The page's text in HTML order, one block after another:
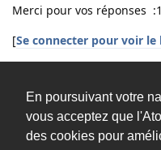
En poursuivant votre
vous acceptez que
des cookies pour
Merci pour vos réponses
[Se connecter pour voir le